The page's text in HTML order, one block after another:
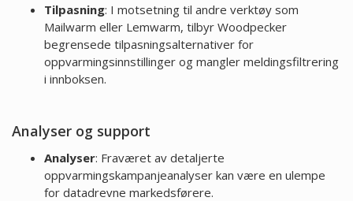
Tilpasning: I motsetning til andre verktøy som
Mailwarm eller Lemwarm, tilbyr Woodpecker
begrensede tilpasningsalternativer for
oppvarmingsinnstillinger og mangler meldingsfiltrering
i innboksen.
Analyser og support
Analyser: Fraværet av detaljerte
oppvarmingskampanjeanalyser kan være en ulempe
for datadrevne markedsførere.